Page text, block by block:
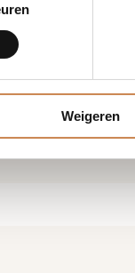
Weigeren